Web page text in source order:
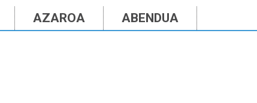
AZAROA ABENDUA